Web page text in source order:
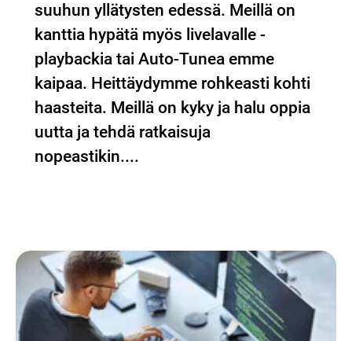
suuhun yllätysten edessä. Meillä on
kanttia hypätä myös livelavalle -
playbackia tai Auto-Tunea emme
kaipaa. Heittäydymme rohkeasti kohti
haasteita. Meillä on kyky ja halu oppia
uutta ja tehdä ratkaisuja
nopeastikin....